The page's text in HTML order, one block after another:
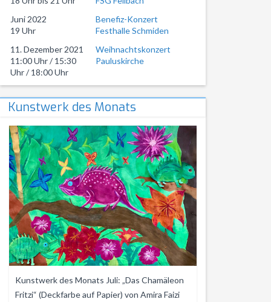
Juni 2022
19 Uhr
Benefiz-Konzert
Festhalle Schmiden
11. Dezember 2021
11:00 Uhr / 15:30
Uhr / 18:00 Uhr
Weihnachtskonzert
Pauluskirche
Kunstwerk des Monats
Kunstwerk des Monats Juli: „Das Chamäleon
Fritzi“ (Deckfarbe auf Papier) von Amira Faizi